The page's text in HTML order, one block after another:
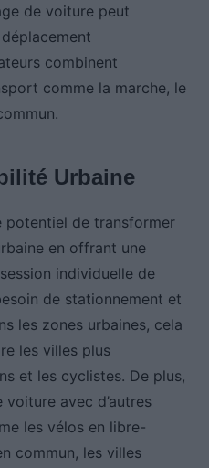
de voiture peut
combinent
comme la marche, le
Urbaine
potentiel de transformer
en offrant une
individuelle de
de stationnement et
les zones urbaines, cela
les villes plus
et les cyclistes. De plus,
avec d’autres
les vélos en libre-
commun, les villes